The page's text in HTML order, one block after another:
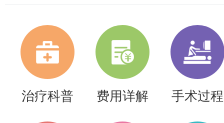
治疗科普 费用详解 手术过程